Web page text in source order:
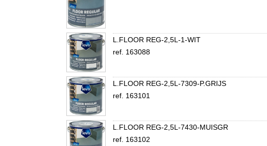
L.FLOOR REG-2,5L-1-WIT
ref. 163088
L.FLOOR REG-2,5L-7309-P.GRIJS
ref. 163101
L.FLOOR REG-2,5L-7430-MUISGR
ref. 163102